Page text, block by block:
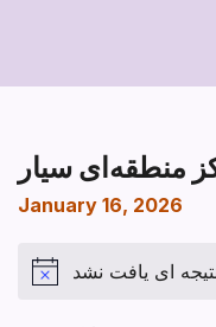
منطقه‌ای سیار
January 16, 2026
ای یافت نشد